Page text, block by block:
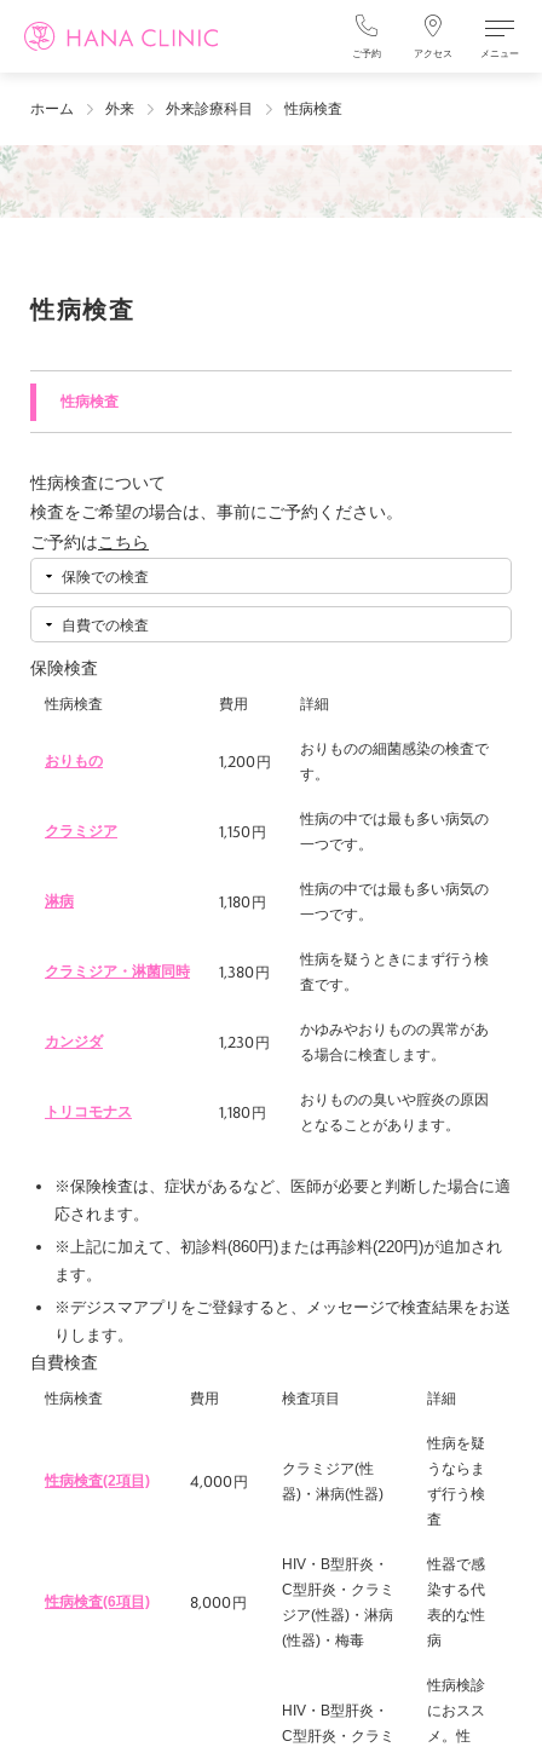
ご予約 アクセス メニュー
ホーム 外来 外来診療科目 性病検査
性病検査
性病検査
性病検査について
検査をご希望の場合は、事前にご予約ください。
ご予約はこちら
保険での検査
自費での検査
保険検査
性病検査 費用 詳細
おりもの 1,200 円
おりものの細菌感染の検査で
す。
クラミジア 1,150 円
性病の中では最も多い病気の
一つです。
淋病 1,180 円
性病の中では最も多い病気の
一つです。
クラミジア・淋菌同時 1,380 円
性病を疑うときにまず行う検
査です。
カンジダ 1,230 円
かゆみやおりものの異常があ
る場合に検査します。
トリコモナス 1,180 円
おりものの臭いや腟炎の原因
となることがあります。
※保険検査は、症状があるなど、医師が必要と判断した場合に適
応されます。
※上記に加えて、初診料(860円)または再診料(220円)が追加され
ます。
※デジスマアプリをご登録すると、メッセージで検査結果をお送
りします。
自費検査
性病検査 費用 検査項目 詳細
性病検査(2項目) 4,000 円
クラミジア(性
器)・淋病(性器)
性病を疑
うならま
ず行う検
査
性病検査(6項目) 8,000 円
HIV・B型肝炎・
C型肝炎・クラミ
ジア(性器)・淋病
(性器)・梅毒
性器で感
染する代
表的な性
病
HIV・B型肝炎・
C型肝炎・クラミ
性病検診
におスス
メ。性